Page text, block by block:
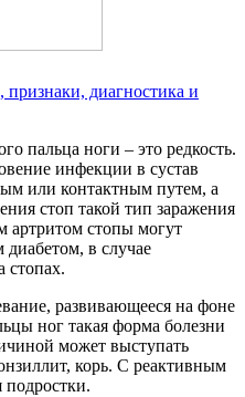
признаки, диагностика и
пальца ноги – это редкость.
инфекции в сустав
или контактным путем, а
стоп такой тип заражения
артритом стопы могут
диабетом, в случае
стопах.
развивающееся на фоне
ног такая форма болезни
может выступать
корь. С реактивным
подростки.